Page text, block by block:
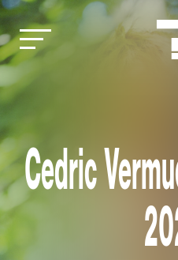
Cedric